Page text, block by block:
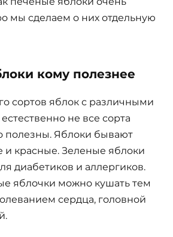
мы сделаем о них отдельную
кому полезнее
сортов яблок с различными
не все сорта
полезны. Яблоки бывают
и красные. Зеленые яблоки
диабетиков и аллергиков.
яблочки можно кушать тем
сердца, головной